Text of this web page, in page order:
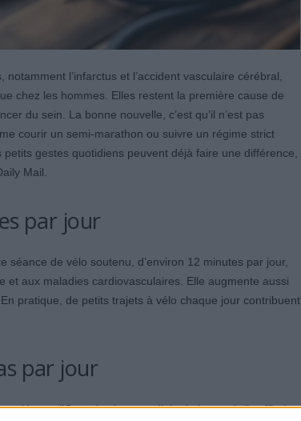
l’infarctus et l’accident vasculaire cérébral,
chez les hommes. Elles restent la première cause de
du sein. La bonne nouvelle, c’est qu’il n’est pas
courir un semi-marathon ou suivre un régime strict
gestes quotidiens peuvent déjà faire une différence,
Mail.
par jour
séance de vélo soutenu, d’environ 12 minutes par jour,
et aux maladies cardiovasculaires. Elle augmente aussi
pratique, de petits trajets à vélo chaque jour contribuent
par jour
par l’Organisation mondiale de la santé, il suffirait